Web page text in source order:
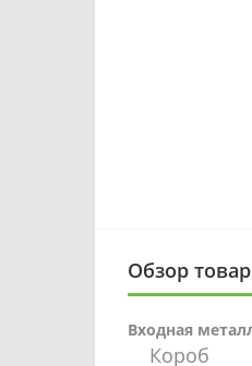
Обзор
Входная
Короб